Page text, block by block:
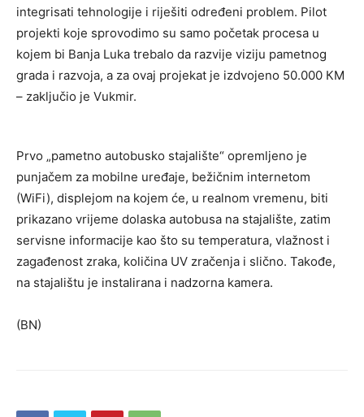
integrisati tehnologije i riješiti određeni problem. Pilot
projekti koje sprovodimo su samo početak procesa u
kojem bi Banja Luka trebalo da razvije viziju pametnog
grada i razvoja, a za ovaj projekat je izdvojeno 50.000 КM
– zaključio je Vukmir.
Prvo „pametno autobusko stajalište“ opremljeno je
punjačem za mobilne uređaje, bežičnim internetom
(WiFi), displejom na kojem će, u realnom vremenu, biti
prikazano vrijeme dolaska autobusa na stajalište, zatim
servisne informacije kao što su temperatura, vlažnost i
zagađenost zraka, količina UV zračenja i slično. Takođe,
na stajalištu je instalirana i nadzorna kamera.
(BN)